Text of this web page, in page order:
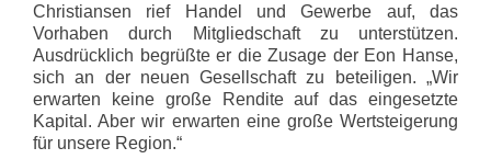
Christiansen rief Handel und Gewerbe auf, das
Vorhaben durch Mitgliedschaft zu unterstützen.
Ausdrücklich begrüßte er die Zusage der Eon Hanse,
sich an der neuen Gesellschaft zu beteiligen. „Wir
erwarten keine große Rendite auf das eingesetzte
Kapital. Aber wir erwarten eine große Wertsteigerung
für unsere Region.“